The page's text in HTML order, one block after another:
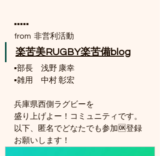
▪️▪️▪️▪️▪️
from  非営利活動
楽苦美RUGBY楽苦備blog
▪️部長　浅野 康幸
▪️雑用　中村 彰宏
兵庫県西側ラグビーを
盛り上げよー！コミュニティです。
以下、匿名でどなたでも参加🆗登録
お願いします！